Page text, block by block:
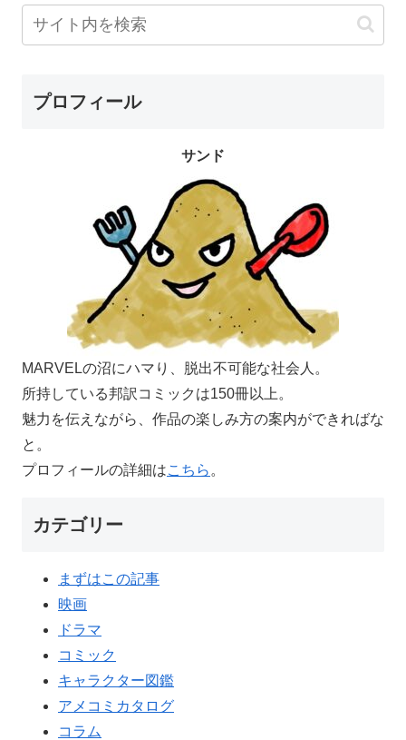
プロフィール
サンド
MARVELの沼にハマり、脱出不可能な社会人。
所持している邦訳コミックは150冊以上。
魅力を伝えながら、作品の楽しみ方の案内ができればな
と。
プロフィールの詳細はこちら 。
カテゴリー
まずはこの記事
映画
ドラマ
コミック
キャラクター図鑑
アメコミカタログ
コラム